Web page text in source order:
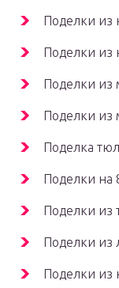
Поделки из
Поделки из
Поделки из
Поделки из
Поделка
Поделки на
Поделки из
Поделки из
Поделки из